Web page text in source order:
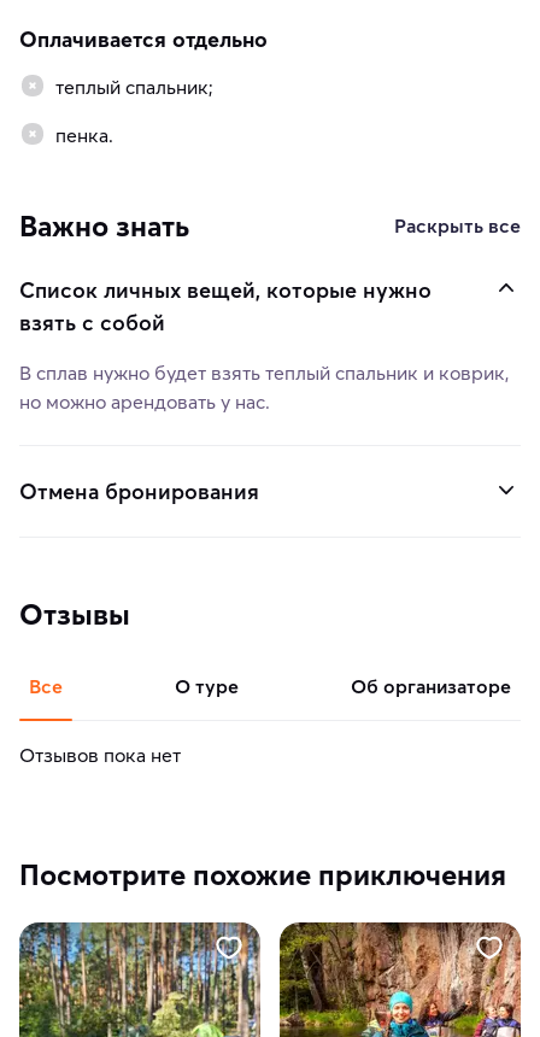
Оплачивается отдельно
теплый спальник;
пенка.
Важно знать Раскрыть все
Список личных вещей, которые нужно
взять с собой
В сплав нужно будет взять теплый спальник и коврик,
но можно арендовать у нас.
Отмена бронирования
Отзывы
Все о туре об организаторе
Отзывов пока нет
Посмотрите похожие приключения